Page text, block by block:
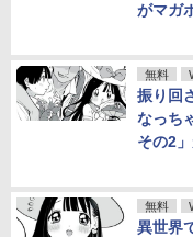
がマガ
無料
振り回
なっち
その2
無料
異世界